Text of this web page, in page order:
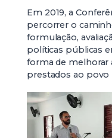
Em 2019, a
percorrer o
formulação,
políticas públicas
forma de melhorar
prestados ao povo